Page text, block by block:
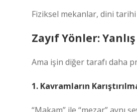
Fiziksel mekanlar, dini
Zayıf Yönler:
Ama işin diğer tarafı daha
1. Kavramların